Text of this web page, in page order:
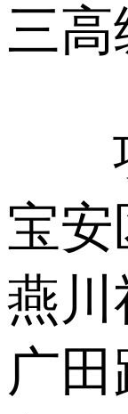
三高
宝安
燕川
广